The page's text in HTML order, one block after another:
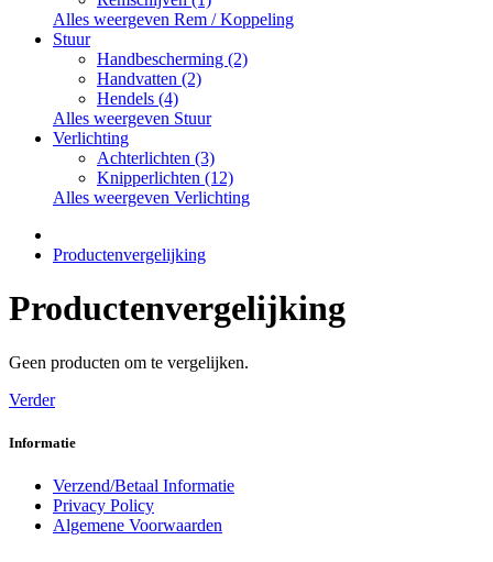
Alles weergeven Rem / Koppeling
Stuur
Handbescherming (2)
Handvatten (2)
Hendels (4)
Alles weergeven Stuur
Verlichting
Achterlichten (3)
Knipperlichten (12)
Alles weergeven Verlichting
Productenvergelijking
Productenvergelijking
Geen producten om te vergelijken.
Verder
Informatie
Verzend/Betaal Informatie
Privacy Policy
Algemene Voorwaarden